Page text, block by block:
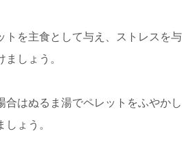
トを主食として与え、ストレスを与
ましょう。
合はぬるま湯でペレットをふやかし
ょう。